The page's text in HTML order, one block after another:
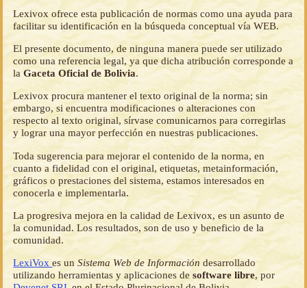
Lexivox ofrece esta publicación de normas como una ayuda para
facilitar su identificación en la búsqueda conceptual vía WEB.
El presente documento, de ninguna manera puede ser utilizado
como una referencia legal, ya que dicha atribución corresponde a
laGaceta Oficial de Bolivia.
Lexivox procura mantener el texto original de la norma; sin
embargo, si encuentra modificaciones o alteraciones con
respecto al texto original, sírvase comunicarnos para corregirlas
y lograr una mayor perfección en nuestras publicaciones.
Toda sugerencia para mejorar el contenido de la norma, en
cuanto a fidelidad con el original, etiquetas, metainformación,
gráficos o prestaciones del sistema, estamos interesados en
conocerla e implementarla.
La progresiva mejora en la calidad de Lexivox, es un asunto de
la comunidad. Los resultados, son de uso y beneficio de la
comunidad.
LexiVoxes unSistema Web de Información desarrollado
utilizando herramientas y aplicaciones desoftware libre, por